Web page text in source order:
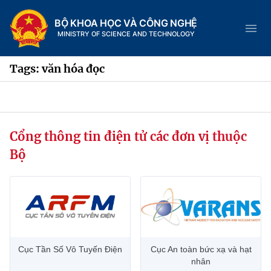
BỘ KHOA HỌC VÀ CÔNG NGHỆ
MINISTRY OF SCIENCE AND TECHNOLOGY
Trang chủ
Chức năng nhiệm vụ
Tin tức sự kiện
Hệ thống văn bản
Tags: văn hóa đọc
Cổng thông tin điện tử các đơn vị thuộc
Bộ
Cục Tần Số Vô Tuyến Điện
Cục An toàn bức xạ và hạt
nhân